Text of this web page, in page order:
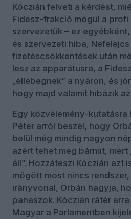
Kóczián felveti a kérdést,
Fidesz-frakció mögül a profi
szervezetük – ez
és szervezeti hiba,
fizetéscsökkentések után
lesz az apparátusra, a
„ellebegnek” a nyáron, és
hogy majd valamit hibázik
Egy közvélemény-kutatásra
Péter arról beszél, hogy
belül még mindig nagyon
azért tehet meg bármit, mert
áll”. Hozzáteszi Kóczián azt
mögött most nincs
irányvonal, Orbán hagyja,
panaszok. Kóczián rátér
Magyar a Parlamentben